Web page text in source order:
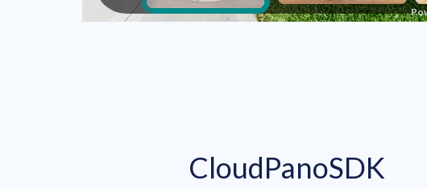
CloudPanoSDK